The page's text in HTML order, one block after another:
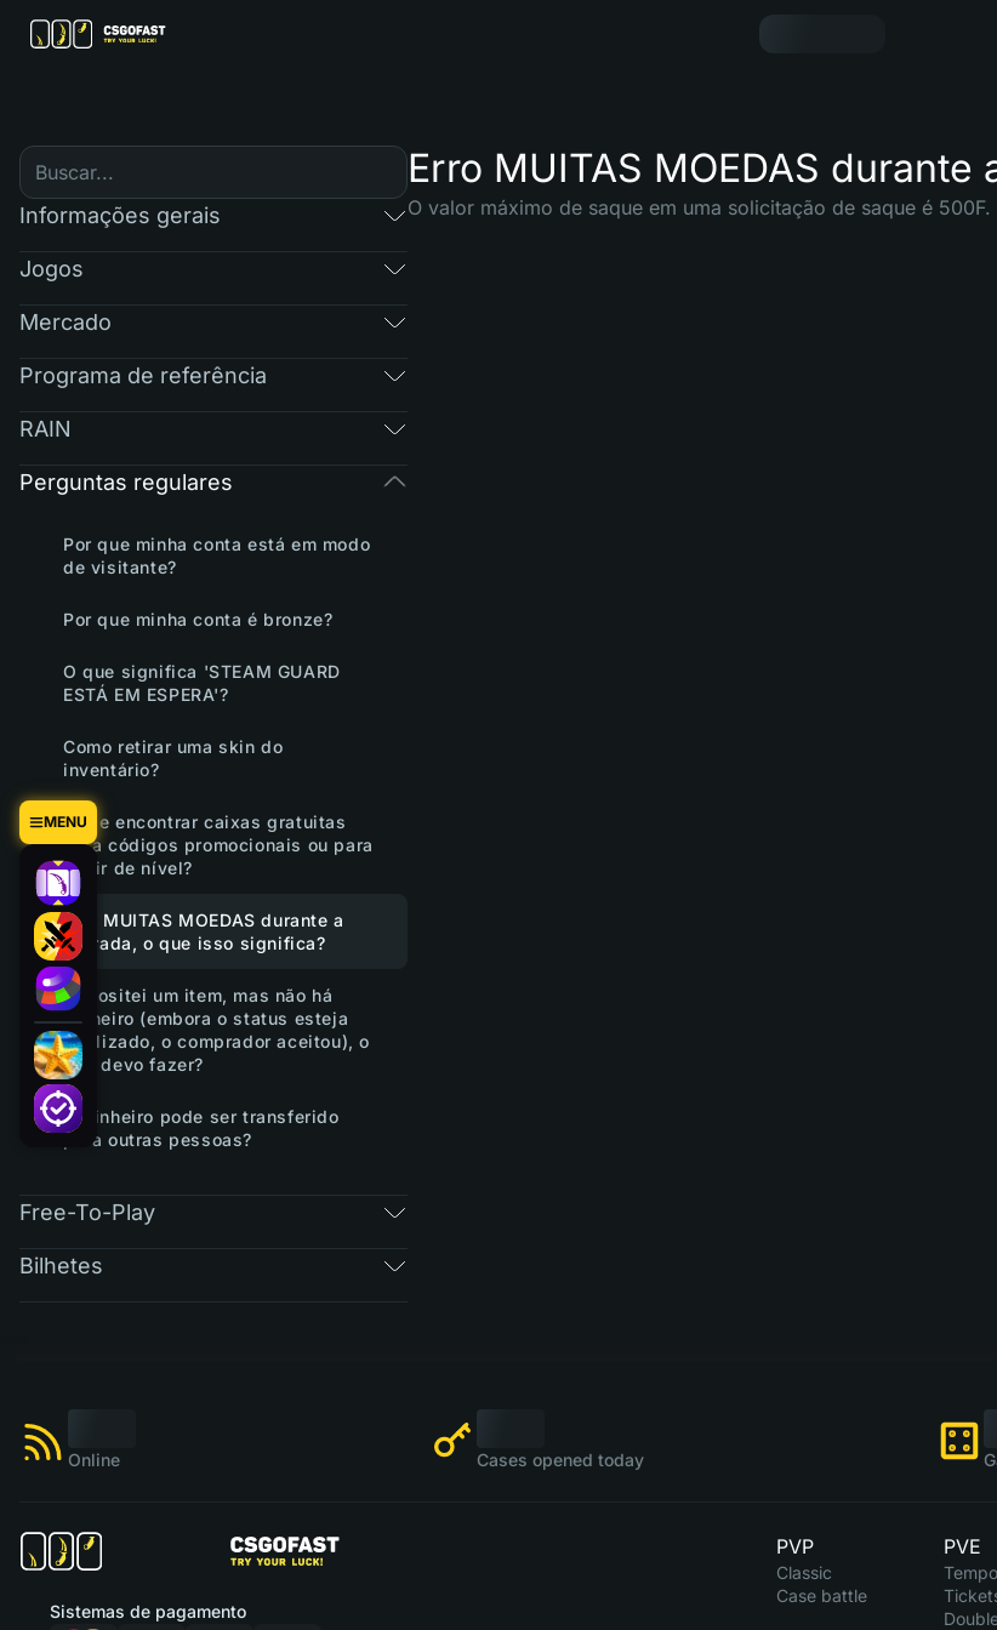
MENU
Informações gerais
Jogos
Mercado
Programa de referência
RAIN
Perguntas regulares
Por que minha conta está em modo
de visitante?
Por que minha conta é bronze?
O que significa 'STEAM GUARD
ESTÁ EM ESPERA'?
Como retirar uma skin do
inventário?
Onde encontrar caixas gratuitas
para códigos promocionais ou para
subir de nível?
Erro MUITAS MOEDAS durante a
retirada, o que isso significa?
Depositei um item, mas não há
dinheiro (embora o status esteja
finalizado, o comprador aceitou), o
que devo fazer?
O dinheiro pode ser transferido
para outras pessoas?
Free-To-Play
Bilhetes
Erro MUITAS MOEDAS
O valor máximo de saque em uma solicitação de saque é 500F.
Online Cases opened today
Sistemas de pagamento
PVP
Classic
Case battle
PVE